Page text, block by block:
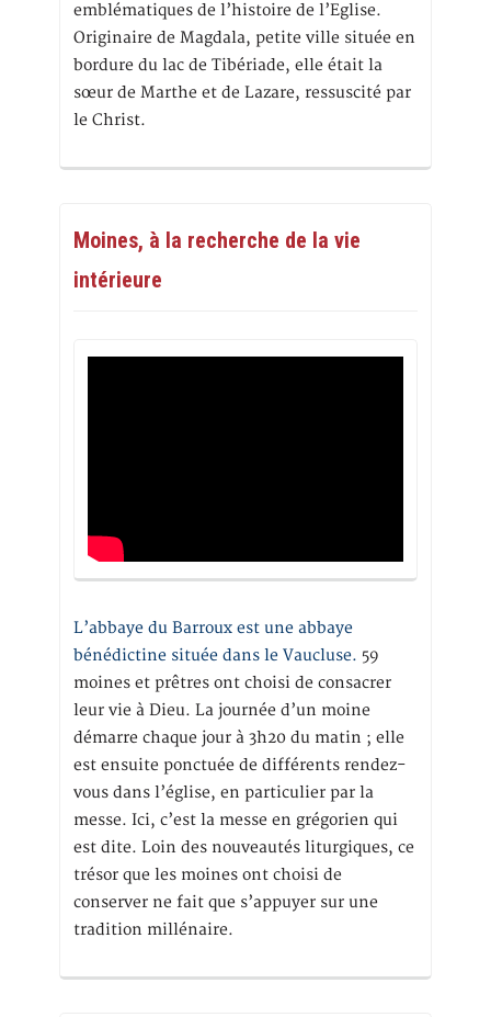
emblématiques de l’histoire de l’Eglise.
Originaire de Magdala, petite ville située en
bordure du lac de Tibériade, elle était la
sœur de Marthe et de Lazare, ressuscité par
le Christ.
Moines, à la recherche de la vie
intérieure
L’abbaye du Barroux est une abbaye
bénédictine située dans le Vaucluse. 59
moines et prêtres ont choisi de consacrer
leur vie à Dieu. La journée d’un moine
démarre chaque jour à 3h20 du matin ; elle
est ensuite ponctuée de différents rendez-
vous dans l’église, en particulier par la
messe. Ici, c’est la messe en grégorien qui
est dite. Loin des nouveautés liturgiques, ce
trésor que les moines ont choisi de
conserver ne fait que s’appuyer sur une
tradition millénaire.